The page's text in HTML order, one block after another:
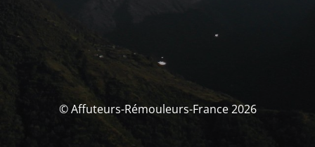
© Affuteurs-Rémouleurs-France 2026